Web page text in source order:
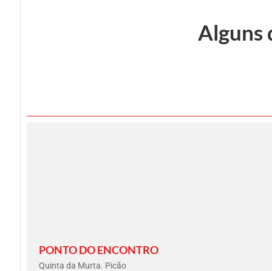
Alguns
PONTO DO ENCONTRO
Quinta da Murta. Picão